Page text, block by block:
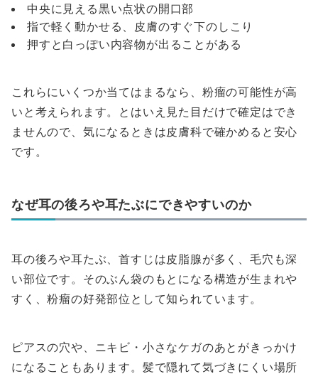
中央に見える黒い点状の開口部
指で軽く動かせる、皮膚のすぐ下のしこり
押すと白っぽい内容物が出ることがある
これらにいくつか当てはまるなら、粉瘤の可能性が高
いと考えられます。とはいえ見た目だけで確定はでき
ませんので、気になるときは皮膚科で確かめると安心
です。
なぜ耳の後ろや耳たぶにできやすいのか
耳の後ろや耳たぶ、首すじは皮脂腺が多く、毛穴も深
い部位です。そのぶん袋のもとになる構造が生まれや
すく、粉瘤の好発部位として知られています。
ピアスの穴や、ニキビ・小さなケガのあとがきっかけ
になることもあります。髪で隠れて気づきにくい場所